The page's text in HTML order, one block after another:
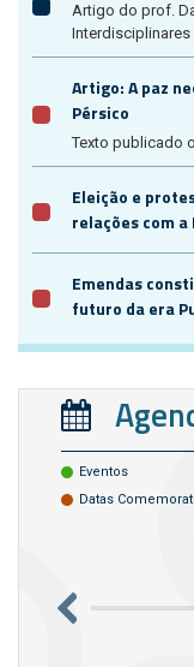
Artigo do prof.
Interdisciplinares
Artigo: A paz
Pérsico
Texto publicado
Eleição e
relações com a
Emendas
futuro da era
Eventos
Datas